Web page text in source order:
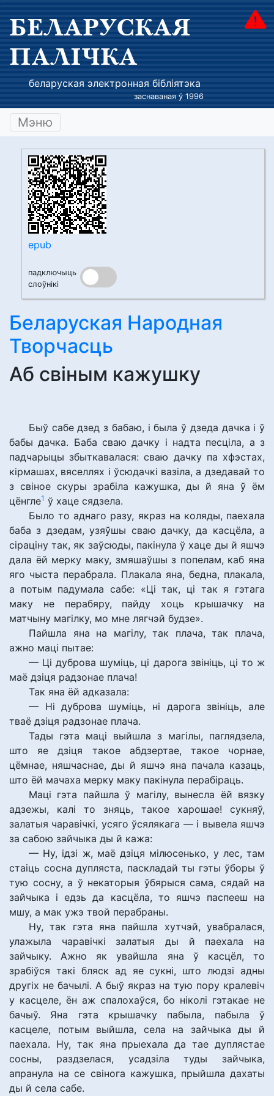
БЕЛАРУСКАЯ
ПАЛІЧКА
беларуская электронная бібліятэка
заснаваная ў 1996
Мэню
epub
падключыць
слоўнікі
Беларуская Народная
Творчасць
Аб свіным кажушку
Быў сабе дзед з бабаю, і была ў дзеда дачка і ў
бабы дачка. Баба сваю дачку і надта песціла, а з
падчарыцы збыткавалася: сваю дачку па хфэстах,
кірмашах, вяселлях і ўсюдачкі вазіла, а дзедавай то
з свіное скуры зрабіла кажушка, ды й яна ў ём
цёнгле1 ў хаце сядзела.
Было то аднаго разу, якраз на коляды, паехала
баба з дзедам, узяўшы сваю дачку, да касцёла, а
сіраціну так, як заўсюды, пакінула ў хаце ды й яшчэ
дала ёй мерку маку, змяшаўшы з попелам, каб яна
яго чыста перабрала. Плакала яна, бедна, плакала,
а потым падумала сабе: «Ці так, ці так я гэтага
маку не перабяру, пайду хоць крышачку на
матчыну магілку, мо мне лягчэй будзе».
Пайшла яна на магілу, так плача, так плача,
ажно маці пытае:
— Ці дуброва шуміць, ці дарога звініць, ці то ж
маё дзіця радзонае плача!
Так яна ёй адказала:
— Ні дуброва шуміць, ні дарога звініць, але
тваё дзіця радзонае плача.
Тады гэта маці выйшла з магілы, паглядзела,
што яе дзіця такое абдзертае, такое чорнае,
цёмнае, няшчаснае, ды й яшчэ яна пачала казаць,
што ёй мачаха мерку маку пакінула перабіраць.
Маці гэта пайшла ў магілу, вынесла ёй вязку
адзежы, калі то зняць, такое харошае! сукняў,
залатыя чаравічкі, усяго ўсялякага — і вывела яшчэ
за сабою зайчыка ды й кажа:
— Ну, ідзі ж, маё дзіця мілюсенько, у лес, там
стаіць сосна дупляста, паскладай ты гэты ўборы ў
тую сосну, а ў некаторыя ўбярыся сама, сядай на
зайчыка і едзь да касцёла, то яшчэ паспееш на
мшу, а мак ужэ твой перабраны.
Ну, так гэта яна пайшла хутчэй, увабралася,
улажыла чаравічкі залатыя ды й паехала на
зайчыку. Ажно як увайшла яна ў касцёл, то
зрабіўся такі бляск ад яе сукні, што людзі адны
другіх не бачылі. А быў якраз на тую пору кралевіч
у касцеле, ён аж спалохаўся, бо ніколі гэтакае не
бачыў. Яна гэта крышачку пабыла, пабыла ў
касцеле, потым выйшла, села на зайчыка ды й
паехала. Ну, так яна прыехала да тае дуплястае
сосны, раздзелася, усадзіла туды зайчыка,
апранула на се свінога кажушка, прыйшла дахаты
ды й села сабе.